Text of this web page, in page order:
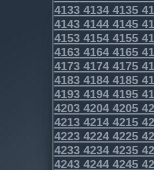
413341344135
414341444145
415341544155
416341644165
417341744175
418341844185
419341944195
420342044205
421342144215
422342244225
423342344235
424342444245